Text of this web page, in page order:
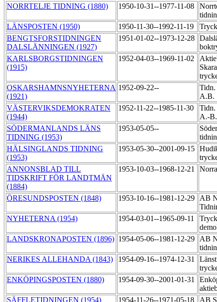
NORRTELJE TIDNING (1880)
1950-10-31--1977-11-08
LÄNSPOSTEN (1950)
1950-11-30--1992-11-19
BENGTSFORSTIDNINGEN
DALSLÄNNINGEN (1927)
1951-01-02--1973-12-28
KARLSBORGSTIDNINGEN
(1915)
1952-04-03--1969-11-02
OSKARSHAMNSNYHETERNA
(1921)
1952-09-22--
Tidn.
A.B.
VÄSTERVIKSDEMOKRATEN
(1944)
1952-11-22--1985-11-30
Tidn.
A.-
SÖDERMANLANDS LÄNS
TIDNING (1953)
1953-05-05--
HÄLSINGLANDS TIDNING
(1953)
1953-05-30--2001-09-15
ANNONSBLAD TILL
TIDSKRIFT FÖR LANDTMÄN
(1884)
1953-10-03--1968-12-21
ÖRESUNDSPOSTEN (1848) 1953-10-16--1981-12-29
AB
NYHETERNA (1954)
1954-03-01--1965-09-11
LANDSKRONAPOSTEN (1896) 1954-05-06--1981-12-29
AB
NERIKES ALLEHANDA (1843)
1954-09-16--1974-12-31
ENKÖPINGSPOSTEN (1880)
1954-09-30--2001-01-31
SÄFFLETIDNINGEN (1954)
1954-11-26--1971-05-18 AB